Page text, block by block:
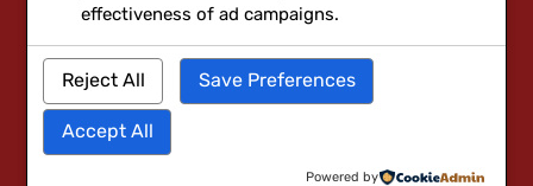
effectiveness of ad campaigns.
Reject All Save Preferences
Accept All
Powered by